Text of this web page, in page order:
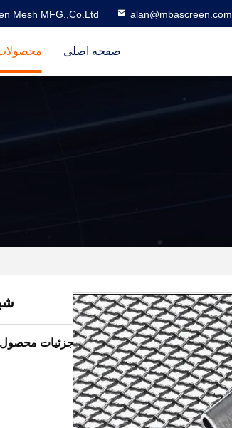
Mesh MFG.,Co.Ltd alan@mbascreen.com
صفحه اصلی
جزئیات محصول